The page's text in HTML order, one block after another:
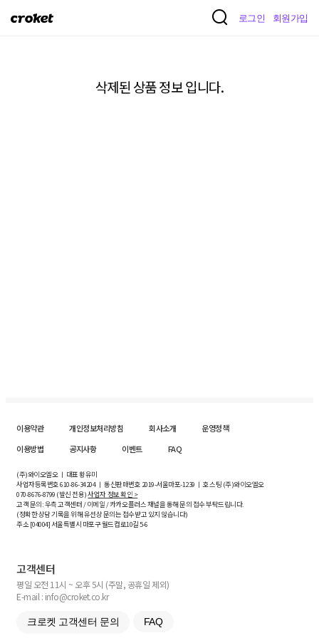
크
로그인 회원가입
삭제된 상품 정보 입니다.
이용약관 개인정보처리방침 회사소개
운영정책
이용방법
공지사항 이벤트 FAQ
(주)와이오엘오 ㅣ 대표 황유미
사업자등록번호610-86-34204ㅣ 통신판매번호 2019-서울마포-1239 ㅣ 호스팅 (주)와이오엘오
070-8676-8799 (발신 전용)사업자 정보 확인 >
고객 문의: 우측 고객센터 / 이메일 / 카카오플러스 채널을 통해 문의 접수 부탁드립니다.
(정확한 상담 기록을 위해 유선상 문의는 접수받고 있지 않습니다)
주소 [04004] 서울특별시 마포구 월드컵로10길5-6
고객센터
평일 오전 11시 ~ 오후 5시 (주말, 공휴일 제외)
E-mail : info@croket.co.kr
크로켓 고객센터 문의 FAQ